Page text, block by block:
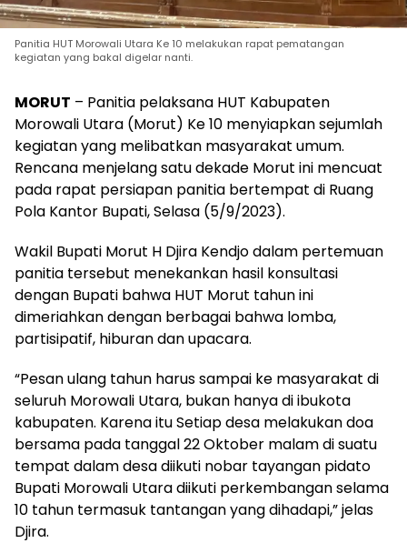
Panitia HUT Morowali Utara Ke 10 melakukan rapat pematangan
kegiatan yang bakal digelar nanti.
MORUT – Panitia pelaksana HUT Kabupaten
Morowali Utara (Morut) Ke 10 menyiapkan sejumlah
kegiatan yang melibatkan masyarakat umum.
Rencana menjelang satu dekade Morut ini mencuat
pada rapat persiapan panitia bertempat di Ruang
Pola Kantor Bupati, Selasa (5/9/2023).
Wakil Bupati Morut H Djira Kendjo dalam pertemuan
panitia tersebut menekankan hasil konsultasi
dengan Bupati bahwa HUT Morut tahun ini
dimeriahkan dengan berbagai bahwa lomba,
partisipatif, hiburan dan upacara.
“Pesan ulang tahun harus sampai ke masyarakat di
seluruh Morowali Utara, bukan hanya di ibukota
kabupaten. Karena itu Setiap desa melakukan doa
bersama pada tanggal 22 Oktober malam di suatu
tempat dalam desa diikuti nobar tayangan pidato
Bupati Morowali Utara diikuti perkembangan selama
10 tahun termasuk tantangan yang dihadapi,” jelas
Djira.